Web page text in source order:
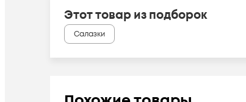
Этот товар из подборок
Салазки